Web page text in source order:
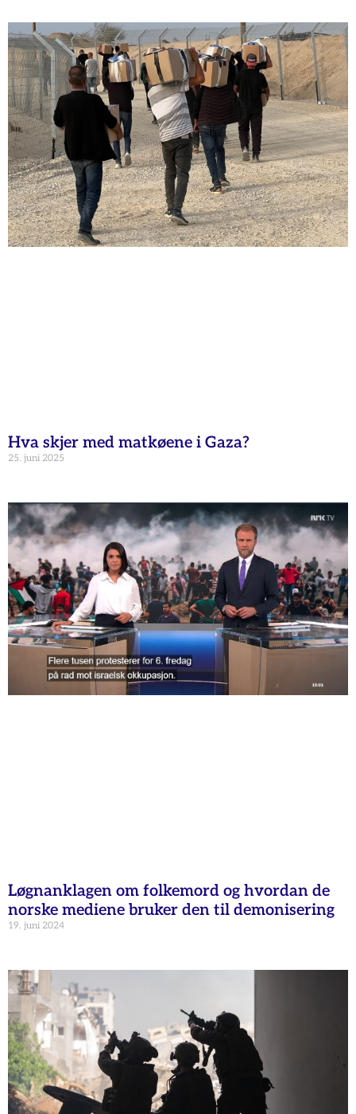
Hva skjer med matkøene i Gaza?
25. juni 2025
Løgnanklagen om folkemord og hvordan de
norske mediene bruker den til demonisering
19. juni 2024